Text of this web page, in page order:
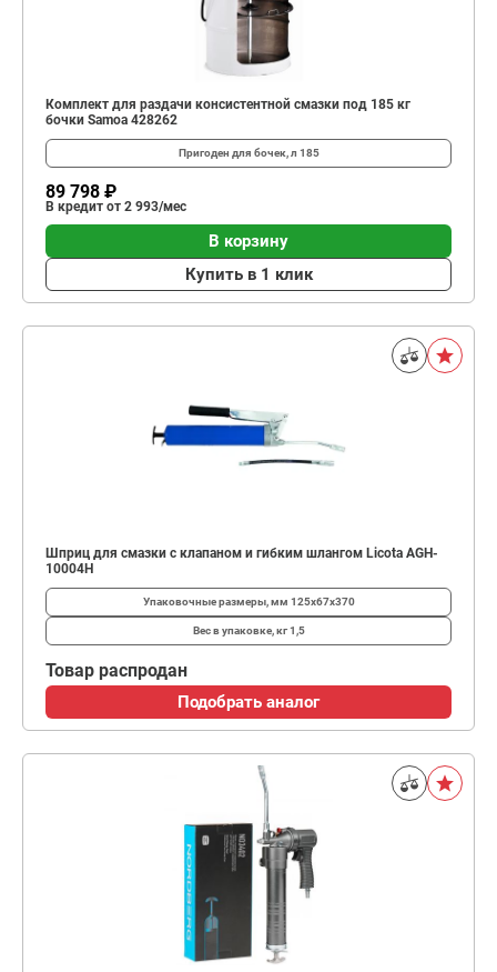
Комплект для раздачи консистентной смазки под 185 кг
бочки Samoa 428262
Пригоден для бочек, л 185
89 798 ₽
В кредит от 2 993/мес
В корзину
Купить в 1 клик
Шприц для смазки с клапаном и гибким шлангом Licota AGH-
10004H
Упаковочные размеры, мм 125x67x370
Вес в упаковке, кг1,5
Товар распродан
Подобрать аналог